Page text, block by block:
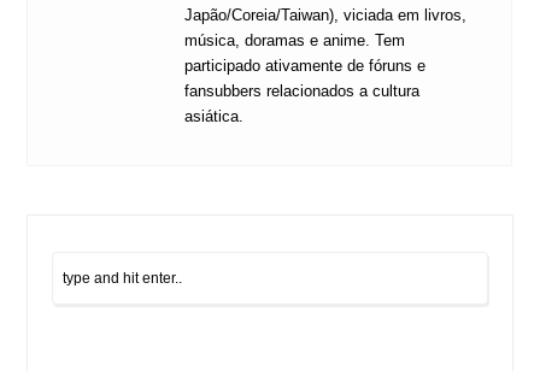
Japão/Coreia/Taiwan), viciada em livros,
música, doramas e anime. Tem
participado ativamente de fóruns e
fansubbers relacionados a cultura
asiática.